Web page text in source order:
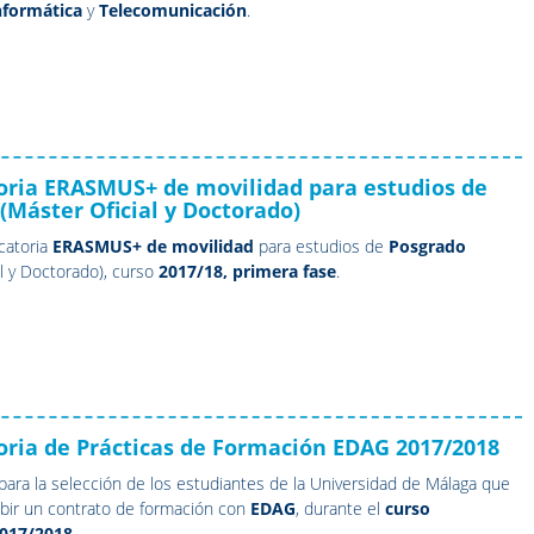
yTelecomunicación.
ERASMUS+ de movilidad para estudios de
Oficial y Doctorado)
ERASMUS+ de movilidad para estudios de Posgrado
y Doctorado), curso2017/18, primera fase.
de Prácticas de Formación EDAG 2017/2018
la selección de los estudiantes de la Universidad de Málaga que
un contrato de formación con EDAG, durante elcurso